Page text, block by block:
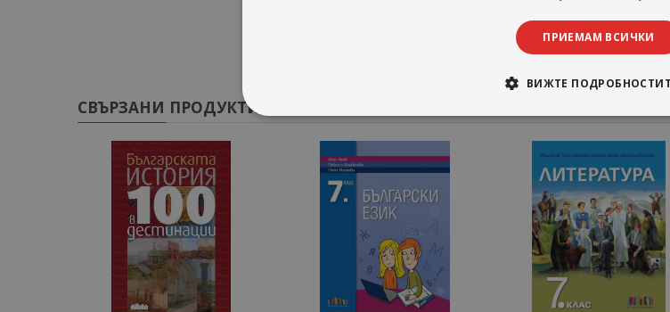
СВЪРЗАНИ ПРОДУКТИ
ПРИЕМАМ ВСИЧКИ
ВИЖТЕ